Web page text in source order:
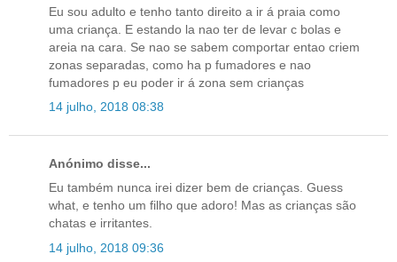
Eu sou adulto e tenho tanto direito a ir á praia como
uma criança. E estando la nao ter de levar c bolas e
areia na cara. Se nao se sabem comportar entao criem
zonas separadas, como ha p fumadores e nao
fumadores p eu poder ir á zona sem crianças
14 julho, 2018 08:38
Anónimo disse...
Eu também nunca irei dizer bem de crianças. Guess
what, e tenho um filho que adoro! Mas as crianças são
chatas e irritantes.
14 julho, 2018 09:36